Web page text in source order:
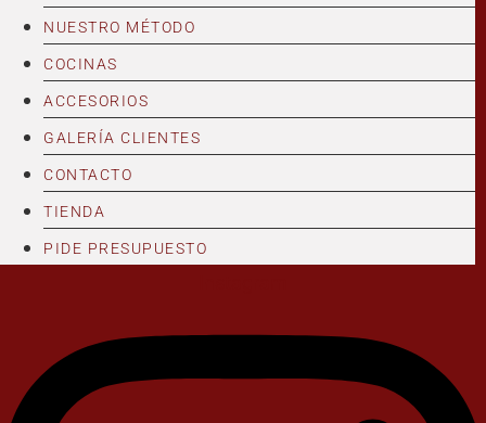
NUESTRO MÉTODO
COCINAS
ACCESORIOS
GALERÍA CLIENTES
CONTACTO
TIENDA
PIDE PRESUPUESTO